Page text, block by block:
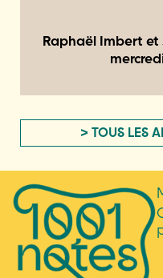
Raphaël Imbert
> TOUS LES